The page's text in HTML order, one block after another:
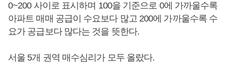
0~200 사이로 표시하며 100을 기준으로 0에 가까울수록
아파트 매매 공급이 수요보다 많고 200에 가까울수록 수
요가 공급보다 많다는 것을 뜻한다.
서울 5개 권역 매수심리가 모두 올랐다.